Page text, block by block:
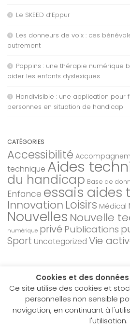
Le SKEED d’Eppur
Les donneurs de voix : ces
autrement
Poppins : une thérapie numérique
aider les enfants dyslexiques
Handivisible : une application pour
personnes en situation de handicap
CATÉGORIES
Accessibilité
technique Aides
du handicap Base de
Enfance essais aides
Innovation Loisirs Médical
Nouvelles Nouvelle
numérique privé Publications
Sport Uncategorized Vie
Hacavie © 2026. Tous
Fièrement propulsé par - Conçu par
Cookies et des
Ce site utilise des cookies et
personnelles non sensible
navigation, en continuant à
l'utilisation.